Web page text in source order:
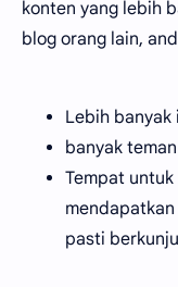
konten yang lebih
blog orang lain,
Lebih
banyak
Tempat
pasti